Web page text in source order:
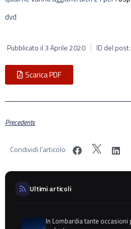
dvd
Pubblicato il 3 Aprile 2020 ID del
Scarica PDF
Precedente
Condividi l'articolo:
Ultimi articoli
In Lombardia tante occasioni